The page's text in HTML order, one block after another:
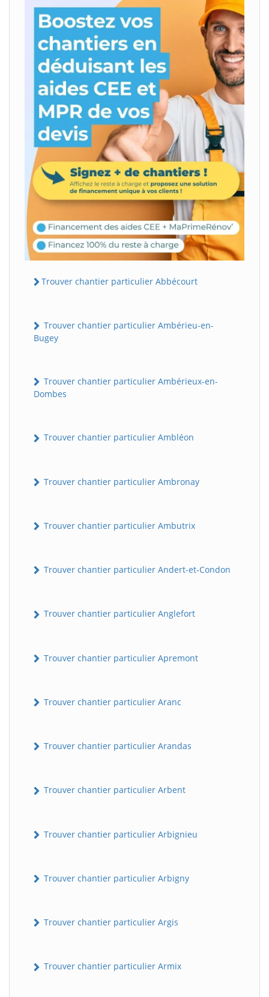
Trouver chantier particulier Abbécourt
Trouver chantier particulier Ambérieu-en-
Bugey
Trouver chantier particulier Ambérieux-en-
Dombes
Trouver chantier particulier Ambléon
Trouver chantier particulier Ambronay
Trouver chantier particulier Ambutrix
Trouver chantier particulier Andert-et-Condon
Trouver chantier particulier Anglefort
Trouver chantier particulier Apremont
Trouver chantier particulier Aranc
Trouver chantier particulier Arandas
Trouver chantier particulier Arbent
Trouver chantier particulier Arbignieu
Trouver chantier particulier Arbigny
Trouver chantier particulier Argis
Trouver chantier particulier Armix